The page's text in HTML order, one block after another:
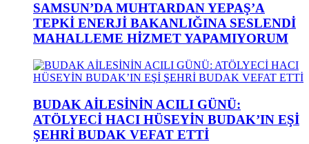
SAMSUN’DA MUHTARDAN YEPAŞ’A
TEPKİ ENERJİ BAKANLIĞINA SESLENDİ
MAHALLEME HİZMET YAPAMIYORUM
BUDAK AİLESİNİN ACILI GÜNÜ:
ATÖLYECİ HACI HÜSEYİN BUDAK’IN EŞİ
ŞEHRİ BUDAK VEFAT ETTİ